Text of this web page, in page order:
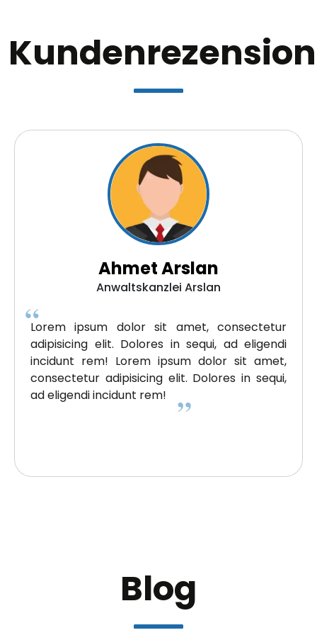
Ahmet Arslan
Anwaltskanzlei Arslan
Lorem ipsum dolor sit amet, consectetur
adipisicing elit. Dolores in sequi, ad eligendi
incidunt rem! Lorem ipsum dolor sit amet,
consectetur adipisicing elit. Dolores in sequi,
ad eligendi incidunt rem!
Blog